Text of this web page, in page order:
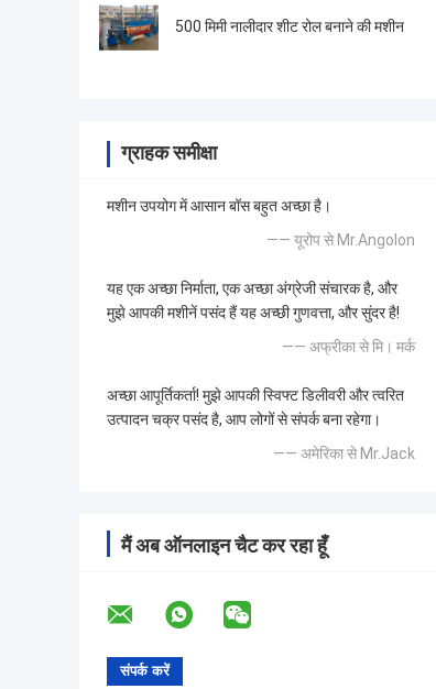
500 मिमी नालीदार शीट रोल बनाने की मशीन
ग्राहक समीक्षा
मशीन उपयोग में आसान बॉस बहुत अच्छा है।
—— यूरोप से Mr.Angolon
यह एक अच्छा निर्माता, एक अच्छा अंग्रेजी संचारक है, और
मुझे आपकी मशीनें पसंद हैं यह अच्छी गुणवत्ता, और सुंदर है!
—— अफ्रीका से मि। मर्क
अच्छा आपूर्तिकर्ता! मुझे आपकी स्विफ्ट डिलीवरी और त्वरित
उत्पादन चक्र पसंद है, आप लोगों से संपर्क बना रहेगा।
—— अमेरिका से Mr.Jack
मैं अब ऑनलाइन चैट कर रहा हूँ